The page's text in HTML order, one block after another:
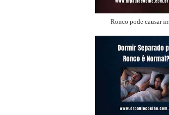
Ronco pode causar